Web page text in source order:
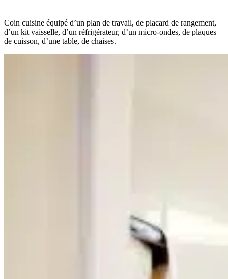
Coin cuisine équipé d’un plan de travail, de placard de rangement,
d’un kit vaisselle, d’un réfrigérateur, d’un micro-ondes, de plaques
de cuisson, d’une table, de chaises.